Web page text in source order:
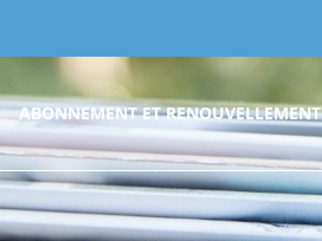
ABONNEMENT ET RENOUVELLEMENT